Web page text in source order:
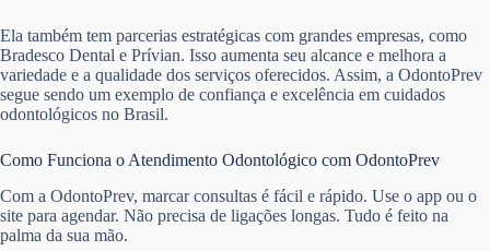
Ela também tem parcerias estratégicas com grandes empresas, como
Bradesco Dental e Prívian. Isso aumenta seu alcance e melhora a
variedade e a qualidade dos serviços oferecidos. Assim, a OdontoPrev
segue sendo um exemplo de confiança e excelência em cuidados
odontológicos no Brasil.
Como Funciona o Atendimento Odontológico com OdontoPrev
Com a OdontoPrev, marcar consultas é fácil e rápido. Use o app ou o
site para agendar. Não precisa de ligações longas. Tudo é feito na
palma da sua mão.